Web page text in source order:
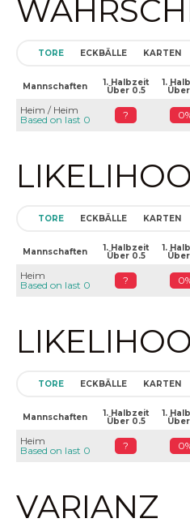
TORE ECKBÄLLE KARTEN
Mannschaften 1. Halbzeit
Über 0.5
1.
Über
Heim / Heim
Based on last 0
?
TORE ECKBÄLLE KARTEN
Mannschaften 1. Halbzeit
Über 0.5
1.
Über
Heim
Based on last 0
?
TORE ECKBÄLLE KARTEN
Mannschaften 1. Halbzeit
Über 0.5
1.
Über
Heim
Based on last 0
?
VARIANZ